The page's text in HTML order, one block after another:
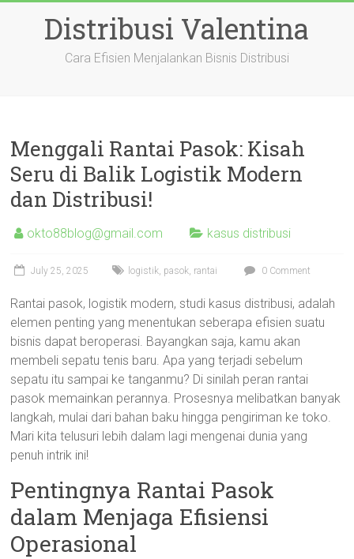
Distribusi Valentina
Cara Efisien Menjalankan Bisnis Distribusi
Menggali Rantai Pasok: Kisah
Seru di Balik Logistik Modern
dan Distribusi!
okto88blog@gmail.com kasus distribusi
July 25, 2025 logistik, pasok, rantai 0 Comment
Rantai pasok, logistik modern, studi kasus distribusi, adalah
elemen penting yang menentukan seberapa efisien suatu
bisnis dapat beroperasi. Bayangkan saja, kamu akan
membeli sepatu tenis baru. Apa yang terjadi sebelum
sepatu itu sampai ke tanganmu? Di sinilah peran rantai
pasok memainkan perannya. Prosesnya melibatkan banyak
langkah, mulai dari bahan baku hingga pengiriman ke toko.
Mari kita telusuri lebih dalam lagi mengenai dunia yang
penuh intrik ini!
Pentingnya Rantai Pasok
dalam Menjaga Efisiensi
Operasional